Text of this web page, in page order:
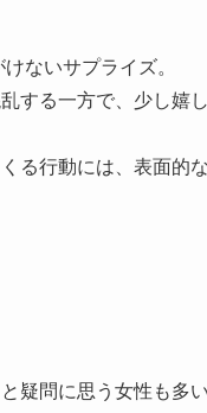
ないサプライズ。
する一方で、少し嬉
る行動には、表面的
疑問に思う女性も多い